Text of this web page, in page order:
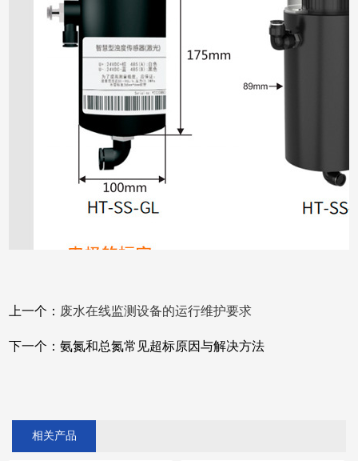
上一个： 废水在线监测设备的运行维护要求
下一个：氨氮和总氮常见超标原因与解决方法
相关产品